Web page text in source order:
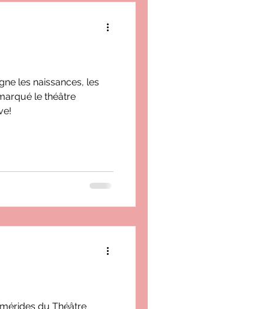
les naissances, les
le théâtre
du Théâtre